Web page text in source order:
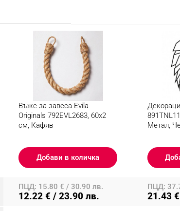
Въже за завеса Evila
Originals 792EVL2683, 60х2
см, Кафяв
Добави в количка
Метал,
ПЦД: 15.80 € / 30.90 лв.
12.22 € / 23.90 лв.
ПЦД:
21.43